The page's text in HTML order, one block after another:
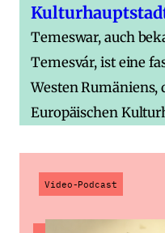
Temeswar, auch
Temesvár, ist eine
Westen Rumäniens,
Europäischen
Video-Podcast